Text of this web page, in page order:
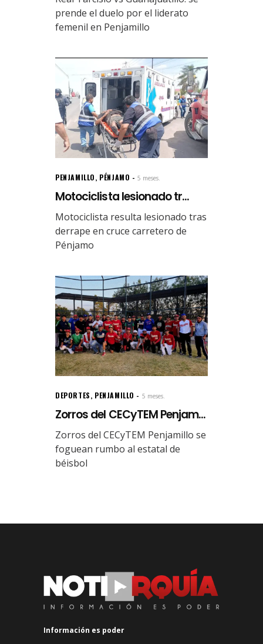
prende el duelo por el liderato
femenil en Penjamillo
PENJAMILLO, PÉNJAMO 5 meses.
Motociclista lesionado tr...
Motociclista resulta lesionado tras
derrape en cruce carretero de
Pénjamo
DEPORTES, PENJAMILLO 5 meses.
Zorros del CECyTEM Penjam...
Zorros del CECyTEM Penjamillo se
foguean rumbo al estatal de
béisbol
Información es poder